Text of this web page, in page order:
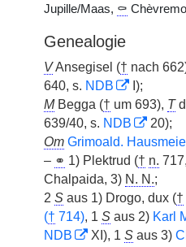
Jupille/Maas, ⚰
Genealogie
VAnsegisel († nach
640, s. NDB
I);
MBegga († um 693), T
639/40, s. NDB
20);
Om Grimoald.
– ⚭ 1) Plektrud († n.
Chalpaida, 3) N. N.;
2 S aus 1) Drogo, dux (†
(† 714), 1 S aus 2) Karl
NDB
XI), 1 S aus 3)